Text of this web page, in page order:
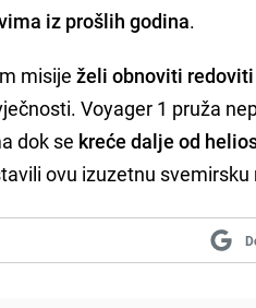
iz prošlih godina.
misiježeli obnoviti redoviti
Voyager 1 pruža
dok se kreće dalje od
ovu izuzetnu svemirsku